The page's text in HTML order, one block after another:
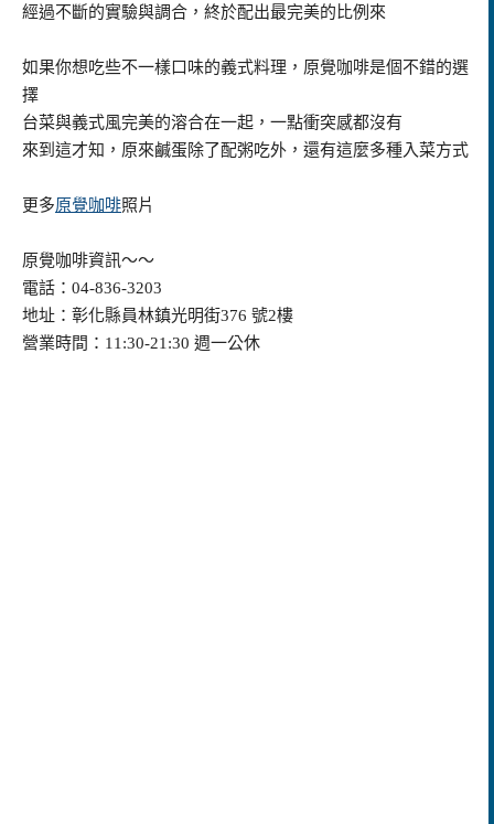
經過不斷的實驗與調合，終於配出最完美的比例來
如果你想吃些不一樣口味的義式料理，原覺咖啡是個不錯的選
擇
台菜與義式風完美的溶合在一起，一點衝突感都沒有
來到這才知，原來鹹蛋除了配粥吃外，還有這麼多種入菜方式
更多原覺咖啡照片
原覺咖啡資訊～～
電話：04-836-3203
地址：彰化縣員林鎮光明街376 號2樓
營業時間：11:30-21:30 週一公休